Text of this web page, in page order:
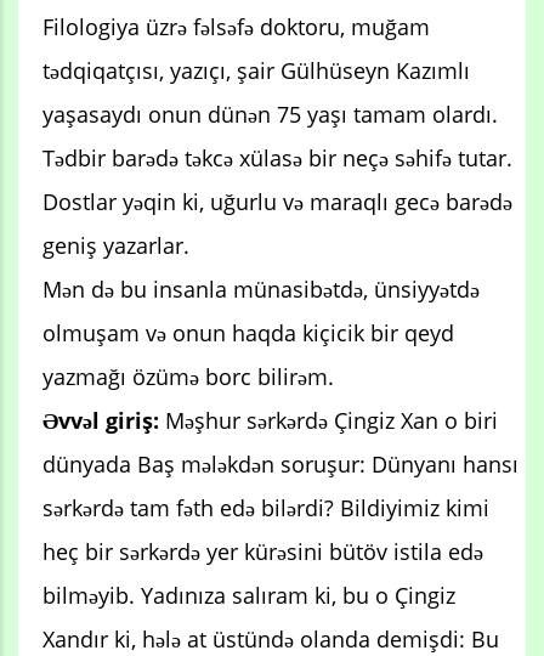
Filologiya üzrə fəlsəfə doktoru, muğam
tədqiqatçısı, yazıçı, şair Gülhüseyn Kazımlı
yaşasaydı onun dünən 75 yaşı tamam olardı.
Tədbir barədə təkcə xülasə bir neçə səhifə tutar.
Dostlar yəqin ki, uğurlu və maraqlı gecə barədə
geniş yazarlar.
Mən də bu insanla münasibətdə, ünsiyyətdə
olmuşam və onun haqda kiçicik bir qeyd
yazmağı özümə borc bilirəm.
Əvvəl giriş: Məşhur sərkərdə Çingiz Xan o biri
dünyada Baş mələkdən soruşur: Dünyanı hansı
sərkərdə tam fəth edə bilərdi? Bildiyimiz kimi
heç bir sərkərdə yer kürəsini bütöv istila edə
bilməyib. Yadınıza salıram ki, bu o Çingiz
Xandır ki, hələ at üstündə olanda demişdi: Bu